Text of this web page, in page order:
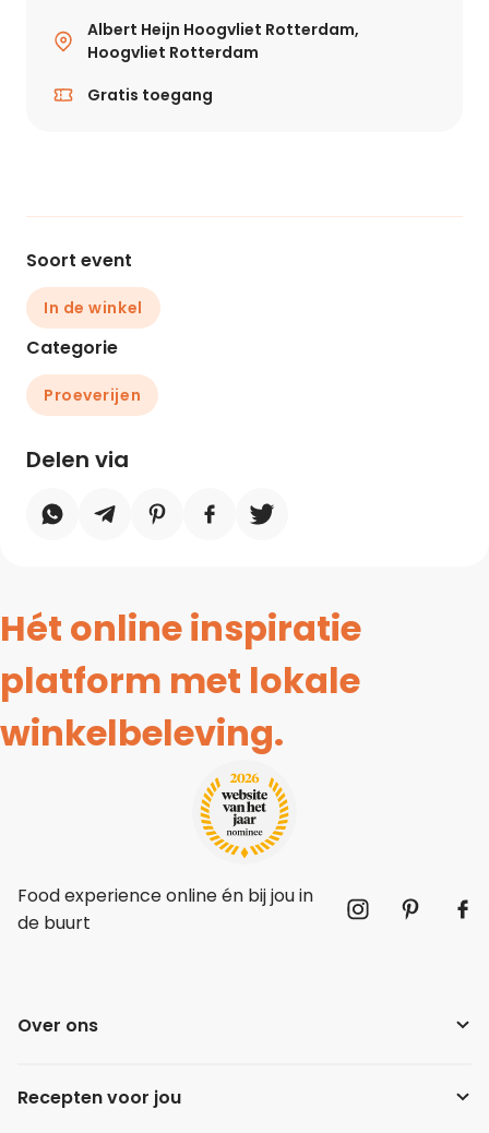
Albert Heijn Hoogvliet Rotterdam,
Hoogvliet Rotterdam
Gratis toegang
Soort event
In de winkel
Categorie
Proeverijen
Delen via
Hét online inspiratie
platform met lokale
winkelbeleving.
Food experience online én bij jou in
de buurt
Over ons
Recepten voor jou